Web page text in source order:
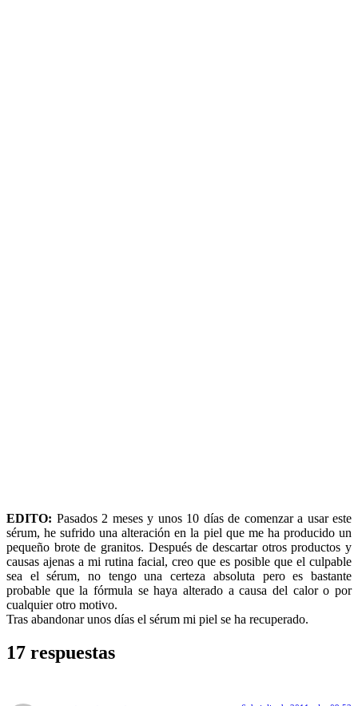
EDITO: Pasados 2 meses y unos 10 días de comenzar a usar este
sérum, he sufrido una alteración en la piel que me ha producido un
pequeño brote de granitos. Después de descartar otros productos y
causas ajenas a mi rutina facial, creo que es posible que el culpable
sea el sérum, no tengo una certeza absoluta pero es bastante
probable que la fórmula se haya alterado a causa del calor o por
cualquier otro motivo.
Tras abandonar unos días el sérum mi piel se ha recuperado.
17 respuestas